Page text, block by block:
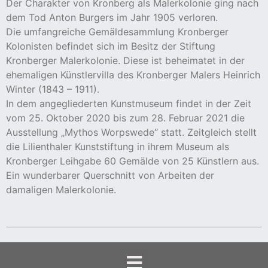
Der Charakter von Kronberg als Malerkolonie ging nach
dem Tod Anton Burgers im Jahr 1905 verloren.
Die umfangreiche Gemäldesammlung Kronberger
Kolonisten befindet sich im Besitz der Stiftung
Kronberger Malerkolonie. Diese ist beheimatet in der
ehemaligen Künstlervilla des Kronberger Malers Heinrich
Winter (1843 – 1911).
In dem angegliederten Kunstmuseum findet in der Zeit
vom 25. Oktober 2020 bis zum 28. Februar 2021 die
Ausstellung „Mythos Worpswede“ statt. Zeitgleich stellt
die Lilienthaler Kunststiftung in ihrem Museum als
Kronberger Leihgabe 60 Gemälde von 25 Künstlern aus.
Ein wunderbarer Querschnitt von Arbeiten der
damaligen Malerkolonie.